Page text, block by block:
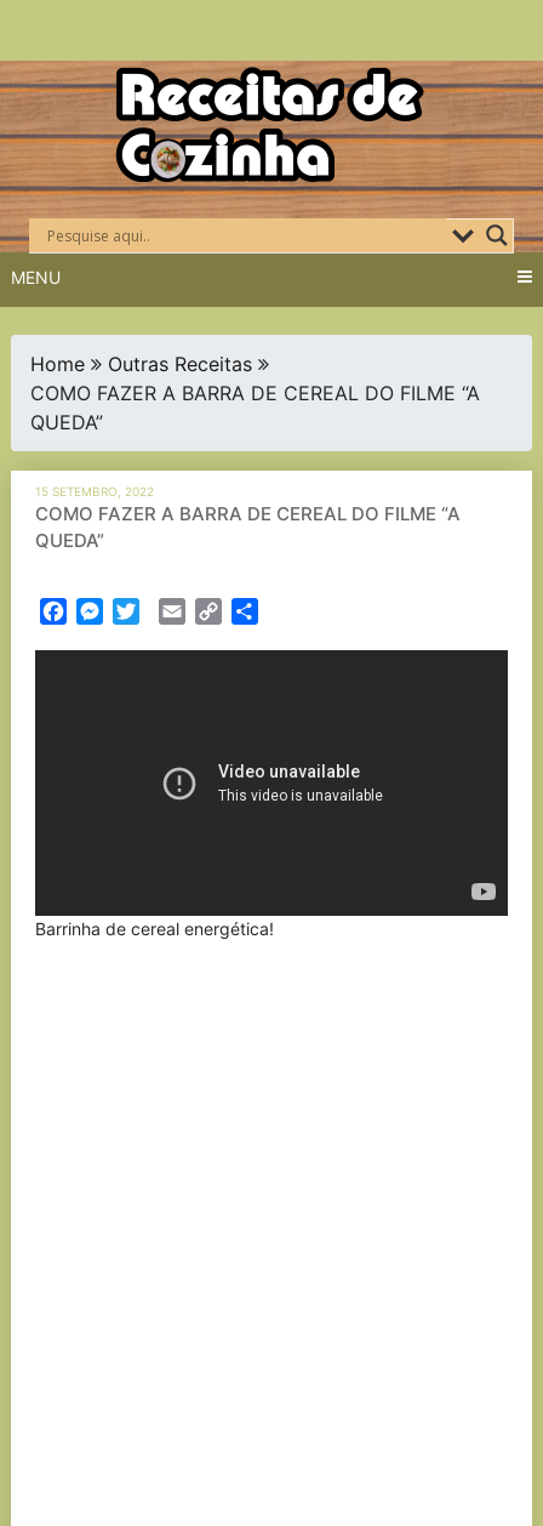
Skip
to
content
MENU
Home
Outras Receitas
COMO FAZER A BARRA DE CEREAL DO FILME “A
QUEDA”
15 SETEMBRO, 2022
COMO FAZER A BARRA DE CEREAL DO FILME “A
QUEDA”
FacebookMessenger
TwitterEmail Copy
Barrinha de cereal energética!